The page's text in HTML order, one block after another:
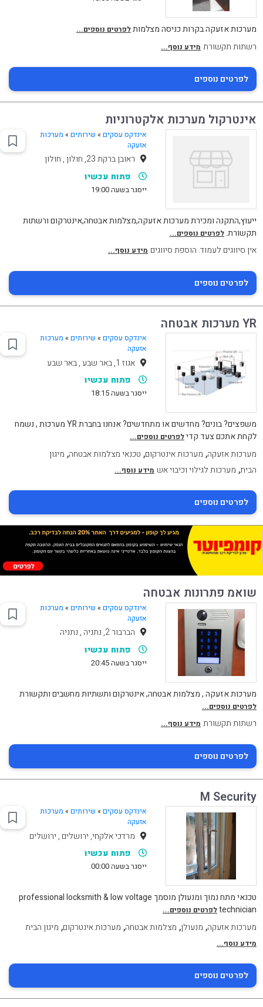
מערכות אזעקה בקרות כניסה מצלמותלפרטים נוספים...
רשתות תקשורת מידע נוסף...
לפרטים נוספים
אינטרקול מערכות אלקטרוניות
אינדקס עסקים » שירותים» מערכות
אזעקה
ראובן ברקת 23, חולון , חולון
פתוח עכשיו
ייסגר בשעה 19:00
ייעוץ,התקנה ומכירת מערכות אזעקה,מצלמות אבטחה,אינטרקום ורשתות
תקשורת.לפרטים נוספים...
אין סיווגים לעמוד. הוספת סיווגים מידע נוסף...
לפרטים נוספים
YR מערכות אבטחה
אינדקס עסקים » שירותים» מערכות
אזעקה
אגוז 1, באר שבע , באר שבע
פתוח עכשיו
ייסגר בשעה 18:15
משפצים? בונים? מחדשים או מתחדשים? אנחנו בחברת YR מערכות , נשמח
לקחת אתכם צעד קדילפרטים נוספים...
מערכות אזעקה, מערכות אינטרקום, טכנאי מצלמות אבטחה, מיגון
הבית, מערכות לגילוי וכיבוי אש מידע נוסף...
לפרטים נוספים
שואמ פתרונות אבטחה
אינדקס עסקים » שירותים» מערכות
אזעקה
הברבור 2, נתניה , נתניה
פתוח עכשיו
ייסגר בשעה 20:45
מערכות אזעקה , מצלמות אבטחה, אינטרקום ותשתיות מחשבים ותקשורת
לפרטים נוספים...
רשתות תקשורת מידע נוסף...
לפרטים נוספים
M Security
אינדקס עסקים » שירותים» מערכות
אזעקה
מרדכי אלקחי, ירושלים , ירושלים
פתוח עכשיו
ייסגר בשעה 00:00
טכנאי מתח נמוך ומנעולן מוסמך professional locksmith & low voltage
technicianלפרטים נוספים...
מערכות אזעקה, מנעולן, מצלמות אבטחה, מערכות אינטרקום, מיגון הבית
מידע נוסף...
לפרטים נוספים